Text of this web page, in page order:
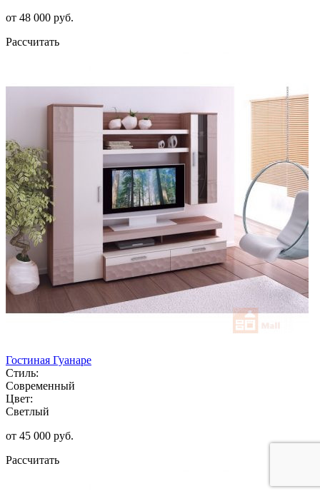
от 48 000 руб.
Рассчитать
Гостиная Гуанаре
Стиль:
Современный
Цвет:
Светлый
от 45 000 руб.
Рассчитать